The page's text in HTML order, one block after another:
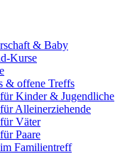
& Baby
Kurse
& offene Treffs
Kinder & Jugendliche
Alleinerziehende
Väter
Paare
Familientreff